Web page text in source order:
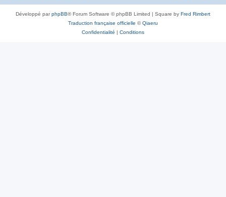
Développé parphpBB® Forum Software © phpBB Limited | Square by Fred Rimbert
Traduction française officielle ©Qiaeru
Confidentialité | Conditions